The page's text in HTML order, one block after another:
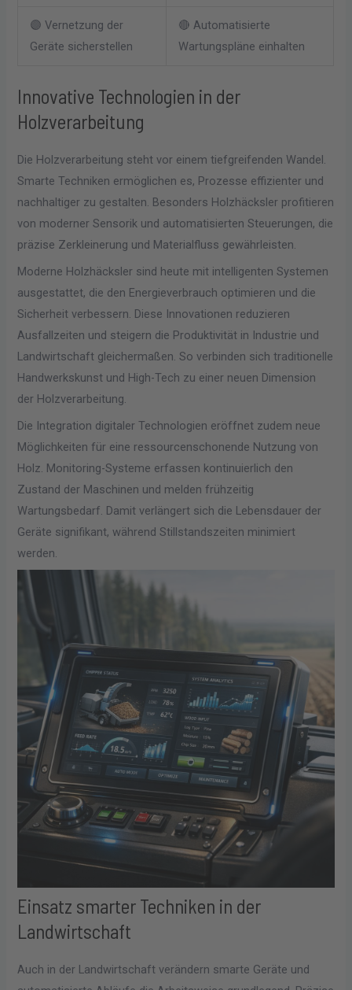
🟣 Vernetzung der
Geräte sicherstellen
🔴 Automatisierte
Wartungspläne einhalten
Innovative Technologien in der
Holzverarbeitung
Die Holzverarbeitung steht vor einem tiefgreifenden Wandel.
Smarte Techniken ermöglichen es, Prozesse effizienter und
nachhaltiger zu gestalten. Besonders Holzhäcksler profitieren
von moderner Sensorik und automatisierten Steuerungen, die
präzise Zerkleinerung und Materialfluss gewährleisten.
Moderne Holzhäcksler sind heute mit intelligenten Systemen
ausgestattet, die den Energieverbrauch optimieren und die
Sicherheit verbessern. Diese Innovationen reduzieren
Ausfallzeiten und steigern die Produktivität in Industrie und
Landwirtschaft gleichermaßen. So verbinden sich traditionelle
Handwerkskunst und High-Tech zu einer neuen Dimension
der Holzverarbeitung.
Die Integration digitaler Technologien eröffnet zudem neue
Möglichkeiten für eine ressourcenschonende Nutzung von
Holz. Monitoring-Systeme erfassen kontinuierlich den
Zustand der Maschinen und melden frühzeitig
Wartungsbedarf. Damit verlängert sich die Lebensdauer der
Geräte signifikant, während Stillstandszeiten minimiert
werden.
Einsatz smarter Techniken in der
Landwirtschaft
Auch in der Landwirtschaft verändern smarte Geräte und